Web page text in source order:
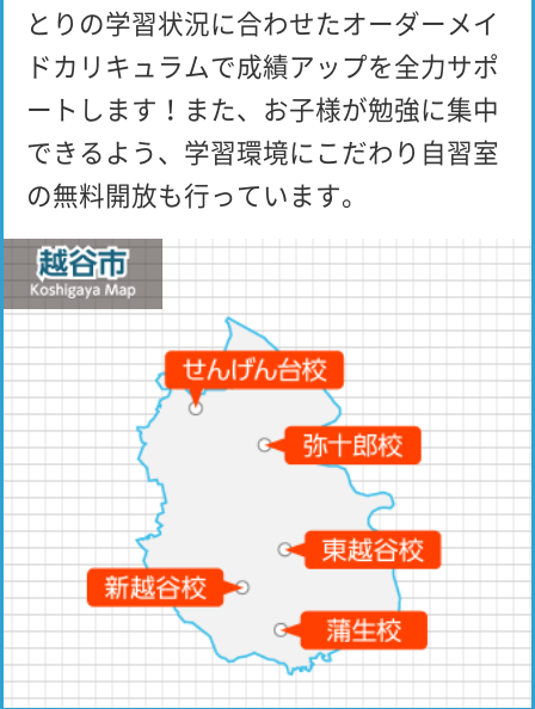
とりの学習状況に合わせたオーダーメイ
ドカリキュラムで成績アップを全力サポ
ートします！また、お子様が勉強に集中
できるよう、学習環境にこだわり自習室
の無料開放も行っています。